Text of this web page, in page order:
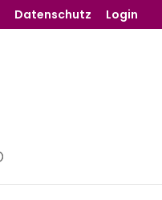
Datenschutz Login